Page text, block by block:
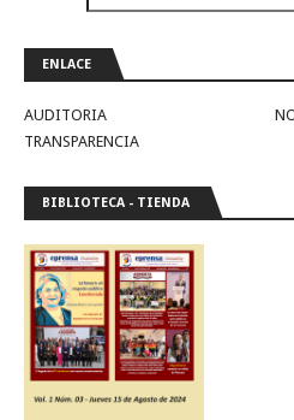
ENLACE
AUDITORIA
TRANSPARENCIA
BIBLIOTECA - TIENDA